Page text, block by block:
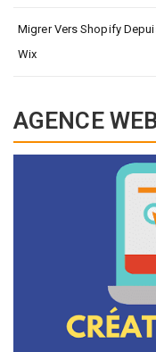
Migrer Vers Shopify
Wix
AGENCE